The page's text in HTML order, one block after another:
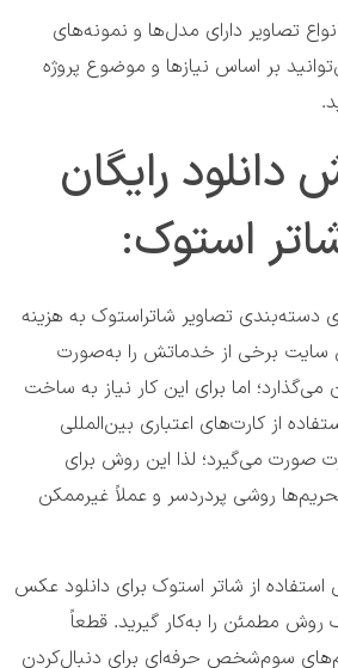
تصاویر دارای مدل‌ها و نمونه‌های
بر اساس نیازها و موضوع پروژه
دانلود رایگان
استوک:
تصاویر شاتراستوک به هزینه
سایت برخی از خدماتش را به‌صورت
می‌گذارد؛ اما برای این کار نیاز به ساخت
از کارت‌های اعتباری بین‌المللی
صورت می‌گیرد؛ لذا این روش برای
تحریم‌ها روشی پردردسر و عملاً غیرممکن
از شاتر استوک برای دانلود عکس
روش مطمئن را به‌کار گیرید. قطعاً
سوم‌شخص حرفه‌ای برای دنبال‌کردن